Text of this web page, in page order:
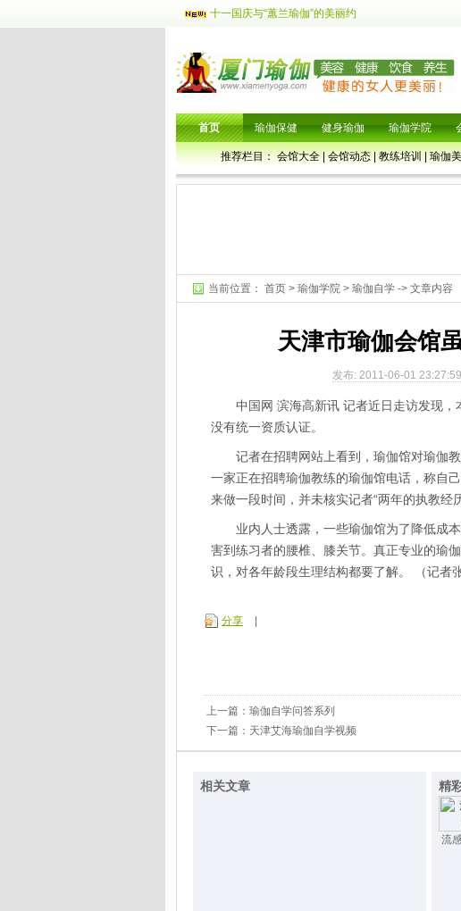
十一国庆与“蕙兰瑜伽”的美丽约
首页
推荐栏目：会馆大全|会馆动态|教练培训|瑜伽
瑜伽保健 健身瑜伽 瑜伽学院
当前位置： 首页 > 瑜伽学院 > 瑜伽自学 -> 文章内容
天津市瑜伽会馆
发布: 2011-06-01
中国网 滨海高新讯 记者近日走访发现，
没有统一资质认证。
记者在招聘网站上看到，瑜伽馆对瑜伽教
一家正在招聘瑜伽教练的瑜伽馆电话，称自
来做一段时间，并未核实记者“两年的执教经历
业内人士透露，一些瑜伽馆为了降低成本
害到练习者的腰椎、膝关节。真正专业的瑜
识，对各年龄段生理结构都要了解。 （记者张
分享
上一篇： 瑜伽自学问答系列
下一篇： 天津艾海瑜伽自学视频
相关文章 精
流